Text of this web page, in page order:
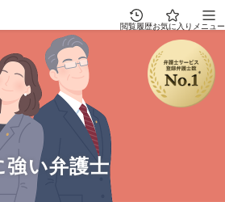
閲覧履歴お気に入り メニュー
い弁護士